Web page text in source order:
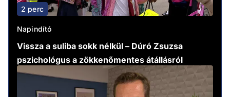
2 perc
Napindító
Vissza a suliba sokk nélkül – Dúró Zsuzsa
pszichológus a zökkenőmentes átállásról